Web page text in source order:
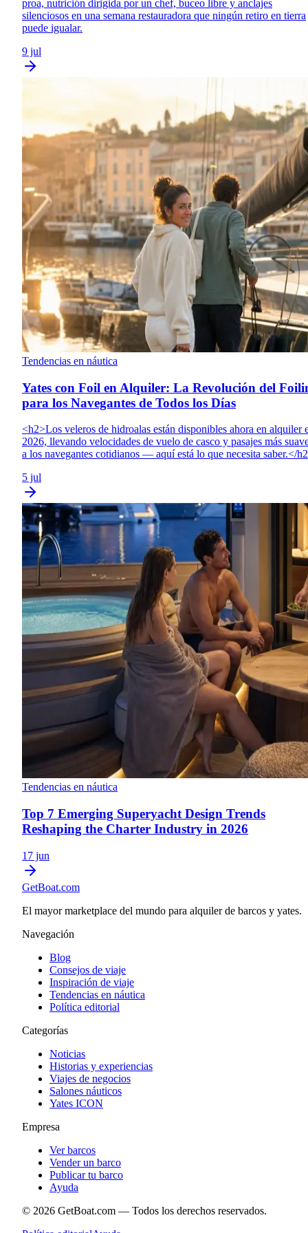
proa, nutrición dirigida por un chef, buceo libre y anclajes
silenciosos en una semana restauradora que ningún retiro en tierra
puede igualar.
9 jul
Tendencias en náutica
Yates con Foil en Alquiler: La Revolución del
para los Navegantes de Todos los Días
<h2>Los veleros de hidroalas están disponibles ahora en alquiler
2026, llevando velocidades de vuelo de casco y pasajes más
a los navegantes cotidianos — aquí está lo que necesita saber.</
5 jul
Tendencias en náutica
Top 7 Emerging Superyacht Design Trends
Reshaping the Charter Industry in 2026
17 jun
GetBoat.com
El mayor marketplace del mundo para alquiler de barcos y yates.
Navegación
Blog
Consejos de viaje
Inspiración de viaje
Tendencias en náutica
Política editorial
Categorías
Noticias
Historias y experiencias
Viajes de negocios
Salones náuticos
Yates ICON
Empresa
Ver barcos
Vender un barco
Publicar tu barco
Ayuda
© 2026 GetBoat.com — Todos los derechos reservados.